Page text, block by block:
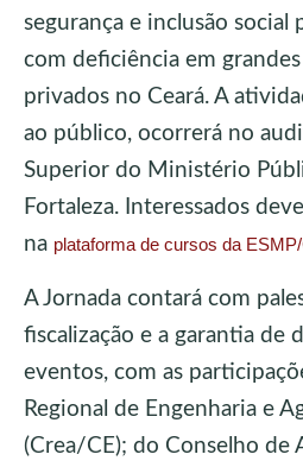
segurança e inclusão social
com deficiência em
privados no Ceará. A
ao público, ocorrerá no
Superior do Ministério
Fortaleza. Interessados
na plataforma de cursos da
A Jornada contará com
fiscalização e a garantia de
eventos, com as
Regional de Engenharia e
(Crea/CE); do Conselho de